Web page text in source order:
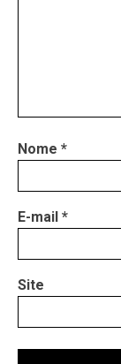
Nome *
E-mail *
Site